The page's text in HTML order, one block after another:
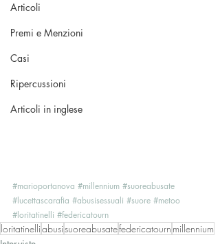
Articoli
Premi e Menzioni
Casi
Ripercussioni
Articoli in inglese
#marioportanova #millennium #suoreabusate
#lucettascarafia #abusisessuali #suore #metoo
#loritatinelli #federicatourn
loritatinelliabusisuoreabusatefedericatourn millennium